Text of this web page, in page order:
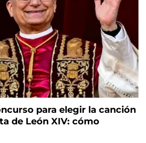
para elegir la canción
de León XIV: cómo